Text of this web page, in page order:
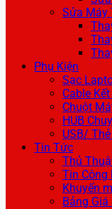
Sửa Máy
Phụ Kiện
Sạc
Cable
Chuột
HUB
USB/
Tin Tức
Thủ
Tin Công
Khuyến
Bảng Giá